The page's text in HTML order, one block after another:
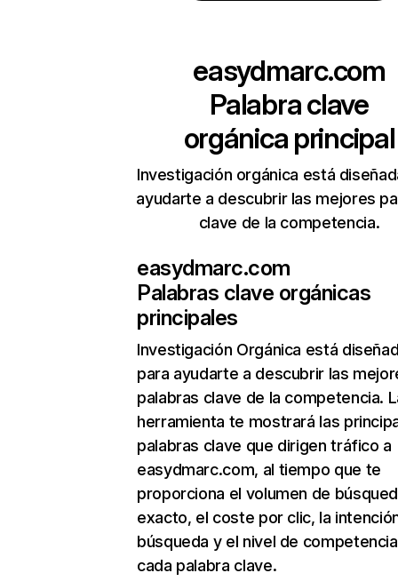
easydmarc.com
Palabra clave
orgánica principal
Investigación orgánica está
ayudarte a descubrir las mejores
clave de la competencia.
easydmarc.com
Palabras clave orgánicas
principales
Investigación Orgánica está
para ayudarte a descubrir las
palabras clave de la competencia.
herramienta te mostrará las
palabras clave que dirigen tráfico a
easydmarc.com, al tiempo que te
proporciona el volumen de
exacto, el coste por clic, la
búsqueda y el nivel de
cada palabra clave.